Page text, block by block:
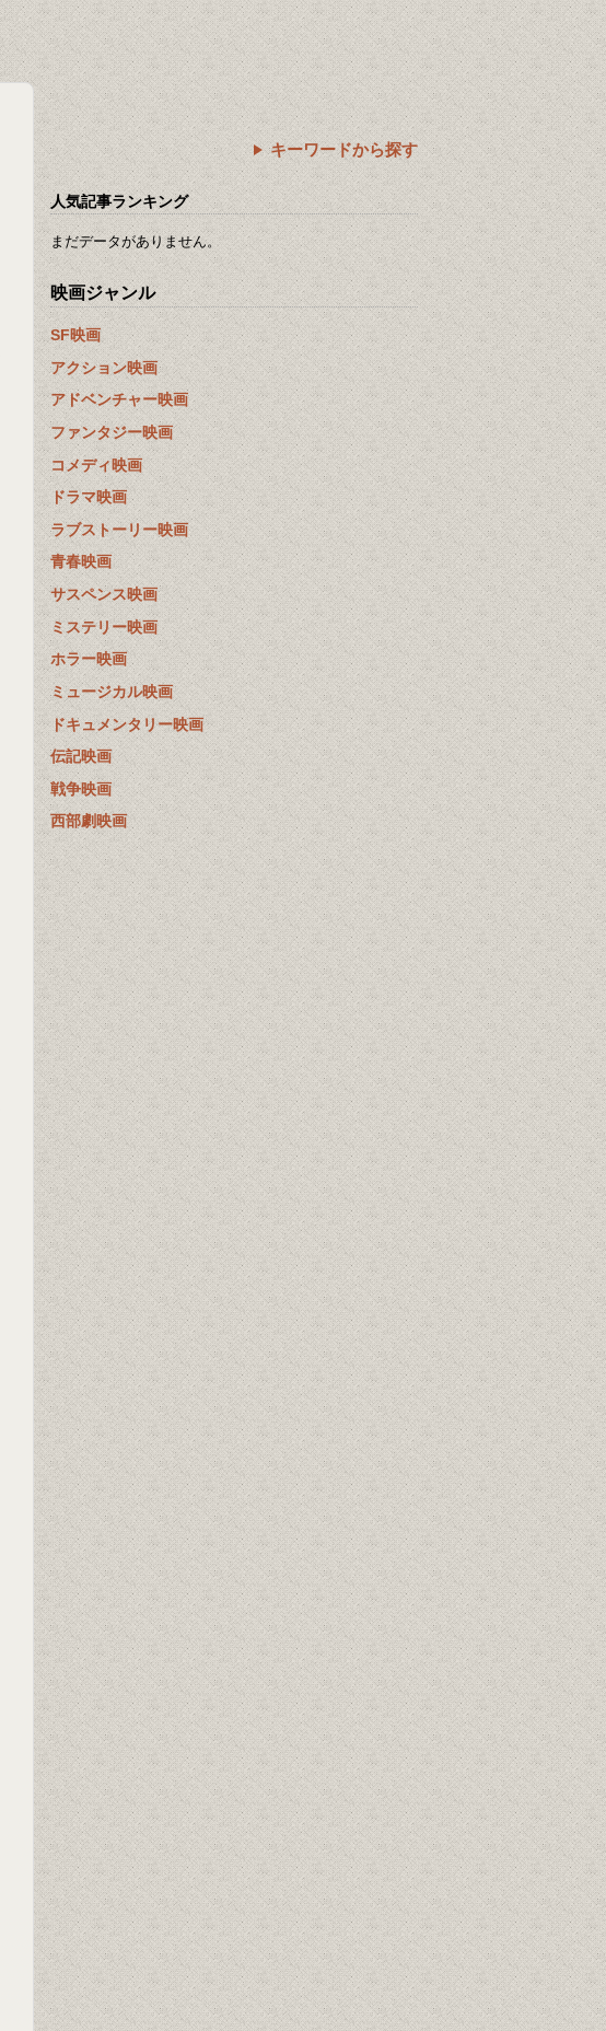
キーワードから探す
人気記事ランキング
まだデータがありません。
映画ジャンル
SF映画
アクション映画
アドベンチャー映画
ファンタジー映画
コメディ映画
ドラマ映画
ラブストーリー映画
青春映画
サスペンス映画
ミステリー映画
ホラー映画
ミュージカル映画
ドキュメンタリー映画
伝記映画
戦争映画
西部劇映画